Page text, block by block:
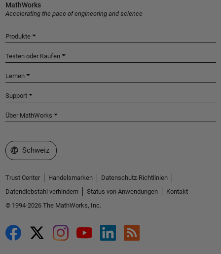
MathWorks
Accelerating the pace of engineering and science
Produkte
Testen oder Kaufen
Lernen
Support
Über MathWorks
Website auswählen
Schweiz
Trust Center Handelsmarken
Datenschutz-Richtlinien
Datendiebstahl verhindern
Status von Anwendungen
Kontakt
© 1994-2026 The MathWorks, Inc.